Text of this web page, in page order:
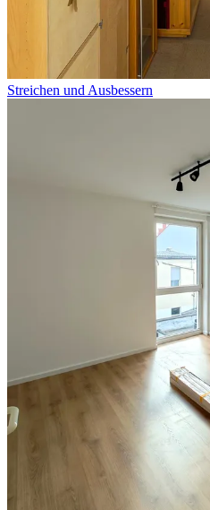
Streichen und Ausbessern